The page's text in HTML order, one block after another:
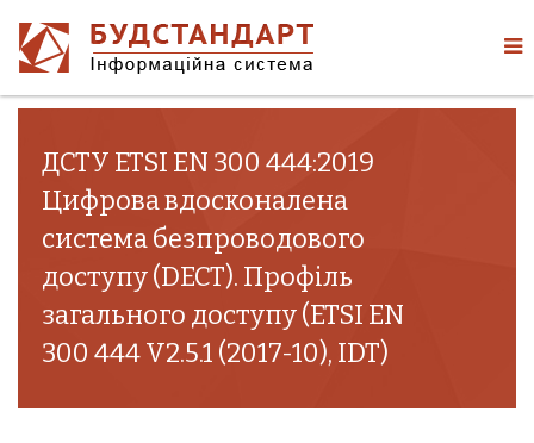
ДСТУ ETSI EN 300 444:2019
Цифрова вдосконалена
система безпроводового
доступу (DECT). Профіль
загального доступу (ETSI EN
300 444 V2.5.1 (2017-10), IDT)